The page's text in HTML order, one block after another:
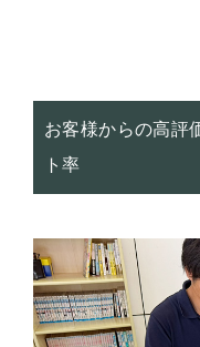
お客様からの高評
ト率